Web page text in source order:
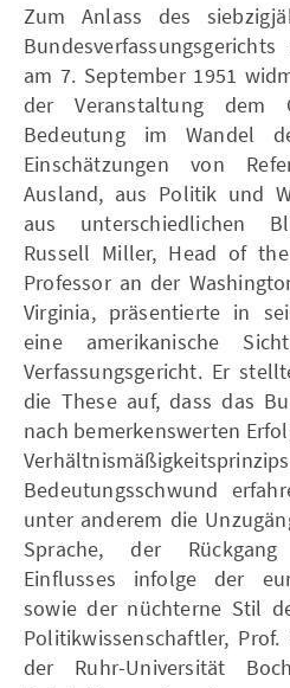
Zum Anlass des
am 7. September 1951
der Veranstaltung dem
Bedeutung im Wandel
Einschätzungen von
Ausland, aus Politik und
aus unterschiedlichen
Russell Miller, Head of
Professor an der
Virginia, präsentierte in
eine amerikanische
Verfassungsgericht. Er
die These auf, dass das
nach bemerkenswerten
Bedeutungsschwund
unter anderem die
Sprache, der
Einflusses infolge der
sowie der nüchterne Stil
Politikwissenschaftler,
der Ruhr-Universität